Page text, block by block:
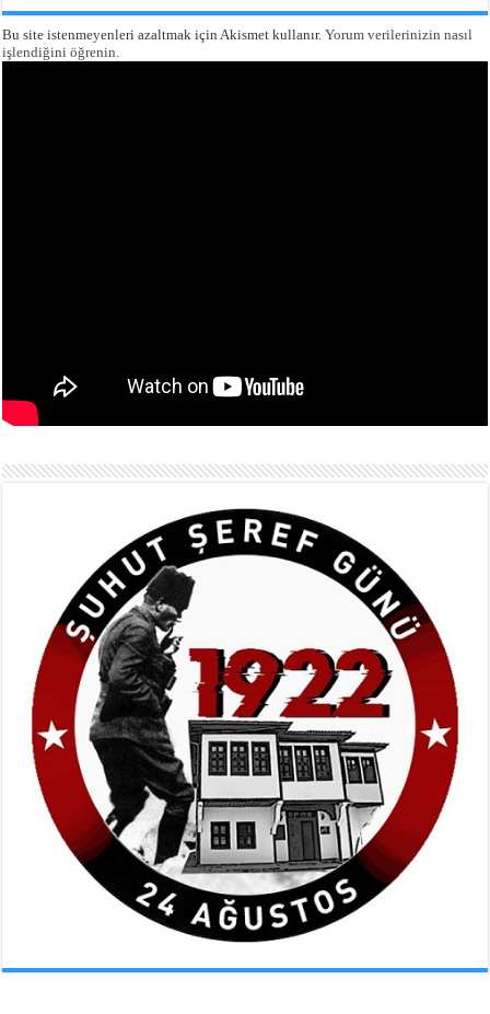
Bu site istenmeyenleri azaltmak için Akismet kullanır.Yorum verilerinizin nasıl
işlendiğini öğrenin.